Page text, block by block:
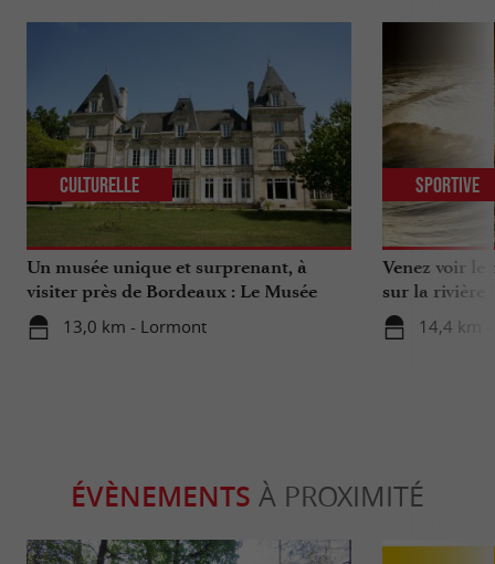
Un musée unique et surprenant, à
visiter près de Bordeaux : Le Musée
National de l’Assurance Maladie
13,0 km - Lormont
Culturelle
Venez voir le
sur la rivière !
14,4 km -
Sportive
ÉVÈNEMENTS À PROXIMITÉ